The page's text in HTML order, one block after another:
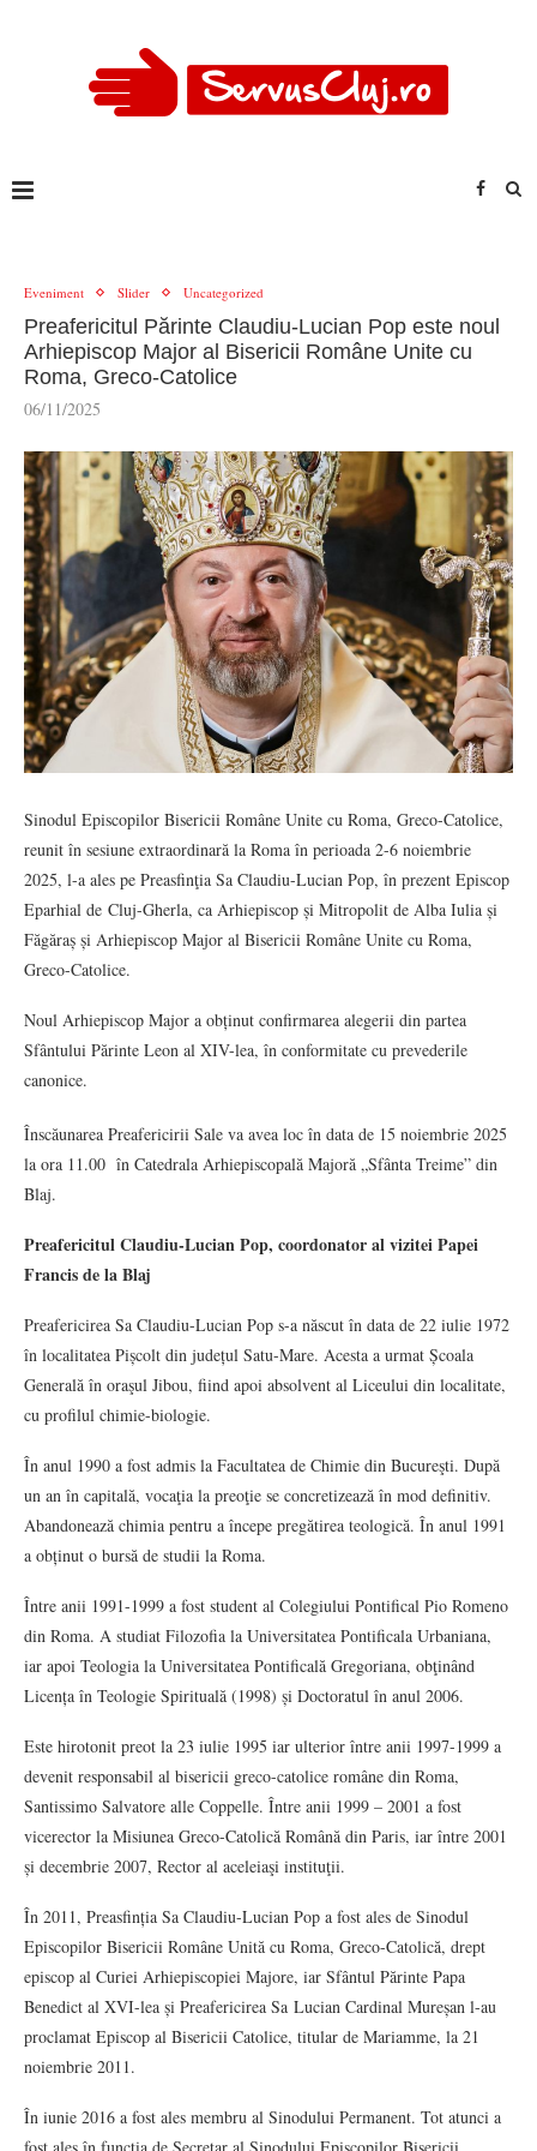
Eveniment Slider Uncategorized
Preafericitul Părinte Claudiu-Lucian Pop este noul
Arhiepiscop Major al Bisericii Române Unite cu
Roma, Greco-Catolice
06/11/2025
Sinodul Episcopilor Bisericii Române Unite cu Roma, Greco-Catolice,
reunit în sesiune extraordinară la Roma în perioada 2-6 noiembrie
2025, l-a ales pe Preasfinţia Sa Claudiu-Lucian Pop, în prezent Episcop
Eparhial de Cluj-Gherla, ca Arhiepiscop și Mitropolit de Alba Iulia și
Făgăraș și Arhiepiscop Major al Bisericii Române Unite cu Roma,
Greco-Catolice.
Noul Arhiepiscop Major a obținut confirmarea alegerii din partea
Sfântului Părinte Leon al XIV-lea, în conformitate cu prevederile
canonice.
Înscăunarea Preafericirii Sale va avea loc în data de 15 noiembrie 2025
la ora 11.00 în Catedrala Arhiepiscopală Majoră „Sfânta Treime” din
Blaj.
Preafericitul Claudiu-Lucian Pop, coordonator al vizitei Papei
Francis de la Blaj
Preafericirea Sa Claudiu-Lucian Pop s-a născut în data de 22 iulie 1972
în localitatea Pișcolt din județul Satu-Mare. Acesta a urmat Școala
Generală în oraşul Jibou, fiind apoi absolvent al Liceului din localitate,
cu profilul chimie-biologie.
În anul 1990 a fost admis la Facultatea de Chimie din Bucureşti. După
un an în capitală, vocaţia la preoţie se concretizează în mod definitiv.
Abandonează chimia pentru a începe pregătirea teologică. În anul 1991
a obținut o bursă de studii la Roma.
Între anii 1991-1999 a fost student al Colegiului Pontifical Pio Romeno
din Roma. A studiat Filozofia la Universitatea Pontificala Urbaniana,
iar apoi Teologia la Universitatea Pontificală Gregoriana, obţinând
Licența în Teologie Spirituală (1998) și Doctoratul în anul 2006.
Este hirotonit preot la 23 iulie 1995 iar ulterior între anii 1997-1999 a
devenit responsabil al bisericii greco-catolice române din Roma,
Santissimo Salvatore alle Coppelle. Între anii 1999 – 2001 a fost
vicerector la Misiunea Greco-Catolică Română din Paris, iar între 2001
și decembrie 2007, Rector al aceleiaşi instituţii.
În 2011, Preasfinția Sa Claudiu-Lucian Pop a fost ales de Sinodul
Episcopilor Bisericii Române Unită cu Roma, Greco-Catolică, drept
episcop al Curiei Arhiepiscopiei Majore, iar Sfântul Părinte Papa
Benedict al XVI-lea și Preafericirea Sa Lucian Cardinal Mureșan l-au
proclamat Episcop al Bisericii Catolice, titular de Mariamme, la 21
noiembrie 2011.
În iunie 2016 a fost ales membru al Sinodului Permanent. Tot atunci a
fost ales în funcția de Secretar al Sinodului Episcopilor Bisericii